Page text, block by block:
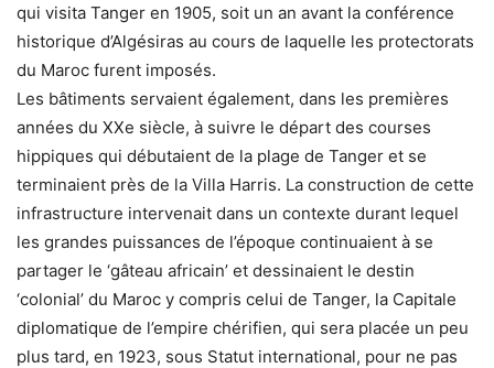
qui visita Tanger en 1905, soit un an avant la conférence
historique d’Algésiras au cours de laquelle les protectorats
du Maroc furent imposés.
Les bâtiments servaient également, dans les premières
années du XXe siècle, à suivre le départ des courses
hippiques qui débutaient de la plage de Tanger et se
terminaient près de la Villa Harris. La construction de cette
infrastructure intervenait dans un contexte durant lequel
les grandes puissances de l’époque continuaient à se
partager le ‘gâteau africain’ et dessinaient le destin
‘colonial’ du Maroc y compris celui de Tanger, la Capitale
diplomatique de l’empire chérifien, qui sera placée un peu
plus tard, en 1923, sous Statut international, pour ne pas